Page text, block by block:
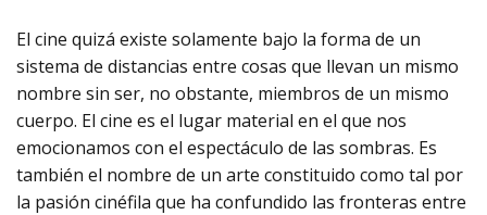
El cine quizá existe solamente bajo la forma de un
sistema de distancias entre cosas que llevan un mismo
nombre sin ser, no obstante, miembros de un mismo
cuerpo. El cine es el lugar material en el que nos
emocionamos con el espectáculo de las sombras. Es
también el nombre de un arte constituido como tal por
la pasión cinéfila que ha confundido las fronteras entre